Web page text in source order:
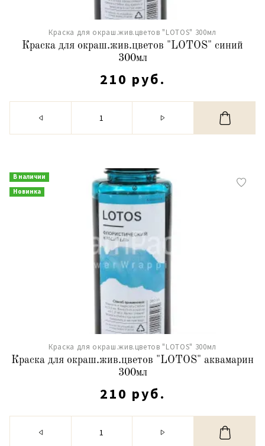
Краска для окраш.жив.цветов "LOTOS" 300мл
Краска для окраш.жив.цветов "LOTOS" синий
300мл
210 руб.
В наличии
Новинка
Краска для окраш.жив.цветов "LOTOS" 300мл
Краска для окраш.жив.цветов "LOTOS" аквамарин
300мл
210 руб.